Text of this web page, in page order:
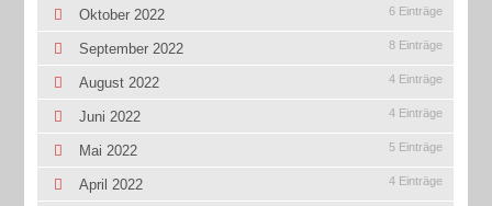
Oktober 2022 6 Einträge
September 2022 8 Einträge
August 2022 4 Einträge
Juni 2022 4 Einträge
Mai 2022 5 Einträge
April 2022 4 Einträge